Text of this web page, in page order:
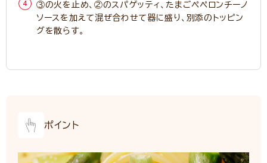
③の火を止め、②のスパゲッティ、たまごペペロンチーノ
ソースを加えて混ぜ合わせて器に盛り、別添のトッピン
グを散らす。
ポイント